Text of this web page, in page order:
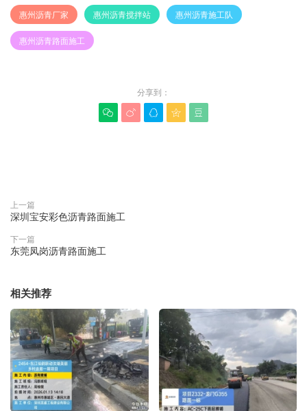
惠州沥青厂家 惠州沥青搅拌站 惠州沥青施工队
惠州沥青路面施工
分享到：
    
上一篇
深圳宝安彩色沥青路面施工
下一篇
东莞凤岗沥青路面施工
相关推荐